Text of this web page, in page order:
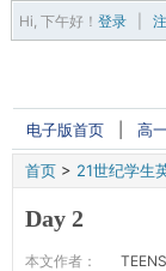
Hi, 下午好 ！ 登录
电子版首页 高
首页 > 21世纪学生
Day 2
本文作者：
TEENS